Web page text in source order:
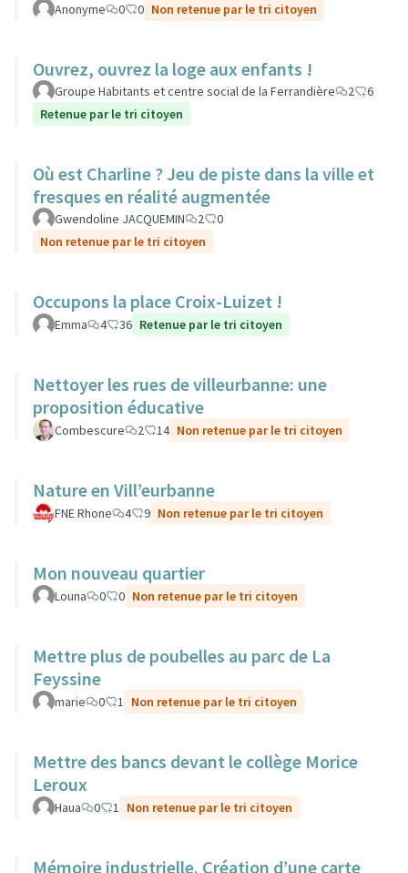
Anonyme 0 0 Non retenue par le tri citoyen
Ouvrez, ouvrez la loge aux enfants !
Groupe Habitants et centre social de la Ferrandière 2
6
Retenue par le tri citoyen
Où est Charline ? Jeu de piste dans la ville et
fresques en réalité augmentée
Gwendoline JACQUEMIN 2
0
Non retenue par le tri citoyen
Occupons la place Croix-Luizet !
Emma 4 36 Retenue par le tri citoyen
Nettoyer les rues de villeurbanne: une
proposition éducative
Combescure 2 14 Non retenue par le tri citoyen
Nature en Vill’eurbanne
FNE Rhone 4 9 Non retenue par le tri citoyen
Mon nouveau quartier
Louna 0 0 Non retenue par le tri citoyen
Mettre plus de poubelles au parc de La
Feyssine
marie 0 1 Non retenue par le tri citoyen
Mettre des bancs devant le collège Morice
Leroux
Haua 0 1 Non retenue par le tri citoyen
Mémoire industrielle. Création d’une carte